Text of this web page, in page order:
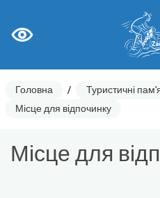
Головна / Туристичні
Місце для відпочинку
Місце для